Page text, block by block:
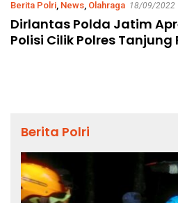
Berita Polri News Olahraga 18/09/2022
Dirlantas Polda Jatim
Polisi Cilik Polres
Berita Polri